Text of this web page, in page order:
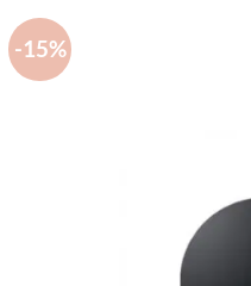
-15%